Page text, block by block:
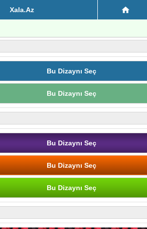
Xala.Az
Bu Dizaynı Seç
Bu Dizaynı Seç
Bu Dizaynı Seç
Bu Dizaynı Seç
Bu Dizaynı Seç